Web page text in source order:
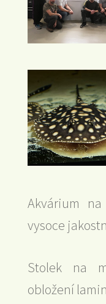
Akvárium
vysoce
Stolek na
obložení